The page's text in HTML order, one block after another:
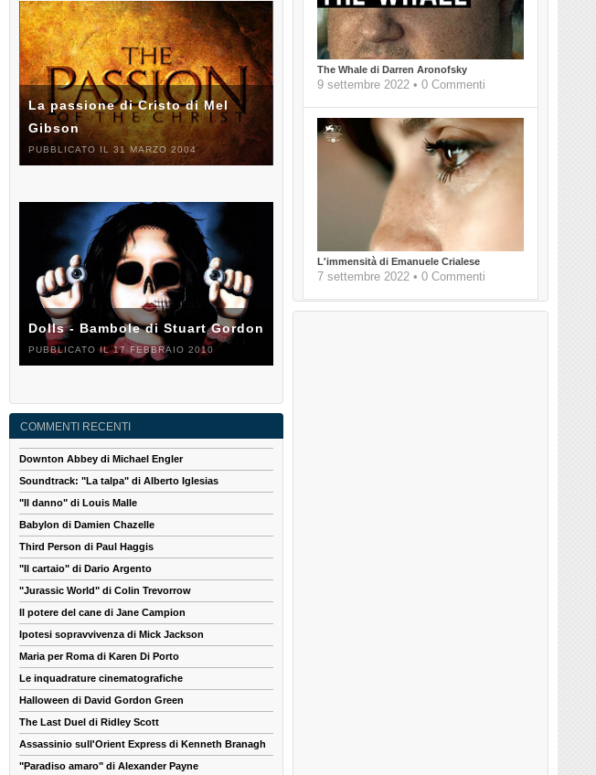
The Whale di Darren Aronofsky
9 settembre 2022 • 0 Commenti
L'immensità di Emanuele Crialese
7 settembre 2022 • 0 Commenti
La passione di Cristo di Mel
Gibson
PUBBLICATO IL 31 MARZO 2004
Dolls - Bambole di Stuart Gordon
PUBBLICATO IL 17 FEBBRAIO 2010
COMMENTI RECENTI
Downton Abbey di Michael Engler
Soundtrack: "La talpa" di Alberto Iglesias
"Il danno" di Louis Malle
Babylon di Damien Chazelle
Third Person di Paul Haggis
"Il cartaio" di Dario Argento
"Jurassic World" di Colin Trevorrow
Il potere del cane di Jane Campion
Ipotesi sopravvivenza di Mick Jackson
Maria per Roma di Karen Di Porto
Le inquadrature cinematografiche
Halloween di David Gordon Green
The Last Duel di Ridley Scott
Assassinio sull'Orient Express di Kenneth Branagh
"Paradiso amaro" di Alexander Payne